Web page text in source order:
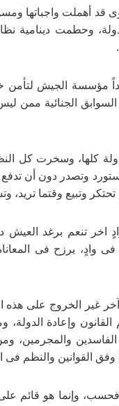
قد أهملت واجباتها
وحطمت دينامية
مؤسسة الجيش
الجنائية ممن
كلها، وسخرت كل
وتصدر دون أن
وتبيع وقتما
اخر تنعم برغد العيش
فى وادٍ، يرزح فى
غير الخروج على هذه
وإعادة
الفاسدين والمجرمين،
وفق القوانين والنظم فى
وإنما هو قائم